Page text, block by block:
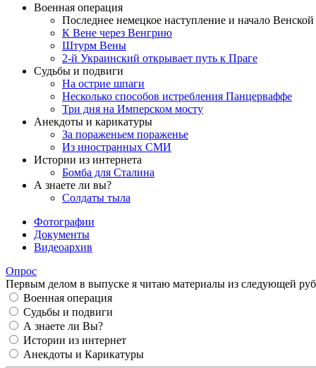
Военная операция
Последнее немецкое наступление и начало
К Вене через Венгрию
Штурм Вены
2-й Украинский открывает путь к Праге
Судьбы и подвиги
На острие шпаги
Несколько способов истребления Панцерваффе
Три дня на Имперском мосту
Анекдоты и карикатуры
За пораженьем пораженье
Из иностранных СМИ
Истории из интернета
Бомба для Сталина
А знаете ли вы?
Солдаты тыла
Фотографии
Документы
Видеоархив
Опрос
Первым делом в выпуске я читаю материалы из следующей
Военная операция
Судьбы и подвиги
А знаете ли Вы?
Истории из интернет
Анекдоты и Карикатуры